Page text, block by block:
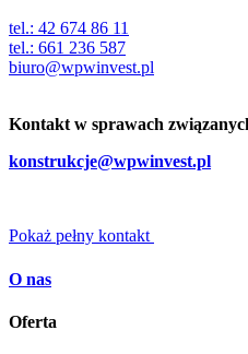
tel.: 42 674 86 11
tel.: 661 236 587
biuro@wpwinvest.pl
Kontakt w sprawach
konstrukcje@wpwinvest.pl
Pokaż pełny kontakt
O nas
Oferta